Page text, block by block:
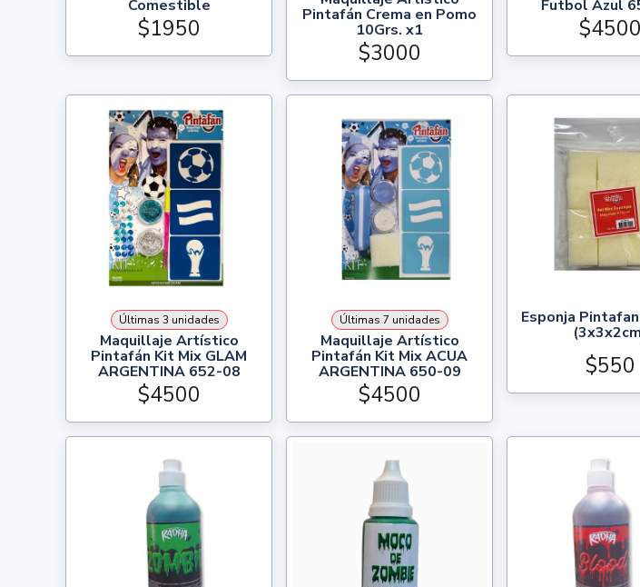
Comestible
$1950
Pintafán Crema en Pomo
10Grs. x1
$3000
Futbol Azul
$4500
Últimas 3 unidades
Maquillaje Artístico
Pintafán Kit Mix GLAM
ARGENTINA 652-08
$4500
Últimas 7 unidades
Maquillaje Artístico
Pintafán Kit Mix ACUA
ARGENTINA 650-09
$4500
Esponja
$550